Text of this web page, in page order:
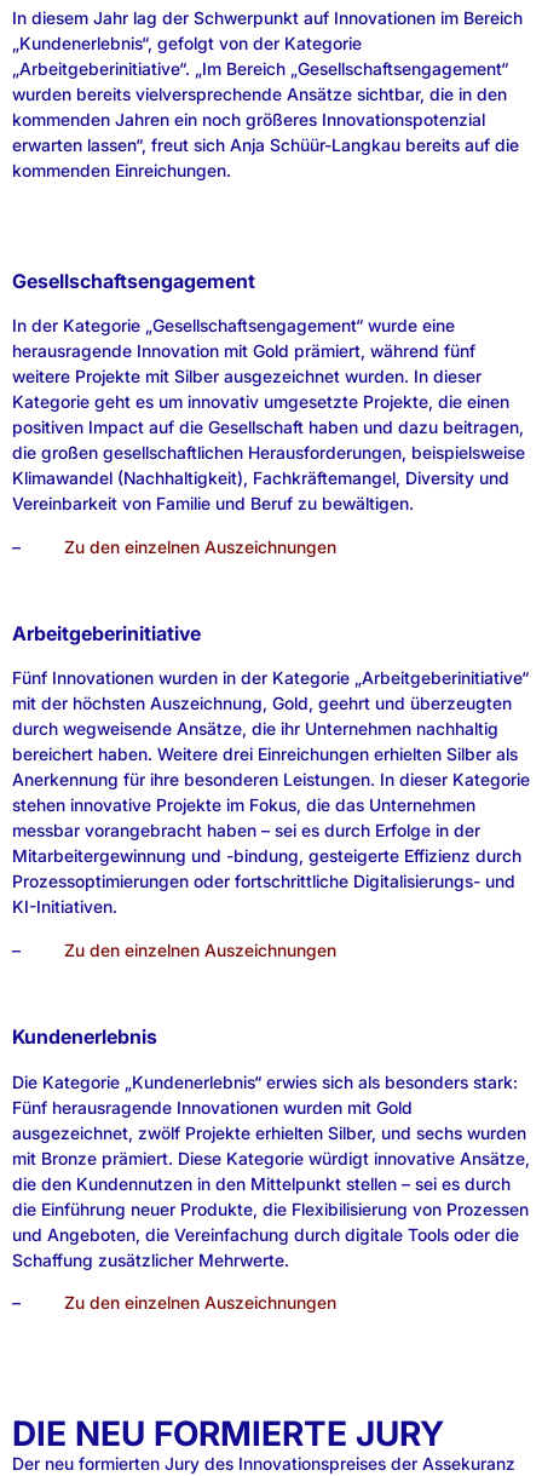
In diesem Jahr lag der Schwerpunkt auf Innovationen im Bereich
„Kundenerlebnis“, gefolgt von der Kategorie
„Arbeitgeberinitiative“. „Im Bereich „Gesellschaftsengagement“
wurden bereits vielversprechende Ansätze sichtbar, die in den
kommenden Jahren ein noch größeres Innovationspotenzial
erwarten lassen“, freut sich Anja Schüür-Langkau bereits auf die
kommenden Einreichungen.
Gesellschaftsengagement
In der Kategorie „Gesellschaftsengagement“ wurde eine
herausragende Innovation mit Gold prämiert, während fünf
weitere Projekte mit Silber ausgezeichnet wurden. In dieser
Kategorie geht es um innovativ umgesetzte Projekte, die einen
positiven Impact auf die Gesellschaft haben und dazu beitragen,
die großen gesellschaftlichen Herausforderungen, beispielsweise
Klimawandel (Nachhaltigkeit), Fachkräftemangel, Diversity und
Vereinbarkeit von Familie und Beruf zu bewältigen.
– Zu den einzelnen Auszeichnungen
Arbeitgeberinitiative
Fünf Innovationen wurden in der Kategorie „Arbeitgeberinitiative“
mit der höchsten Auszeichnung, Gold, geehrt und überzeugten
durch wegweisende Ansätze, die ihr Unternehmen nachhaltig
bereichert haben. Weitere drei Einreichungen erhielten Silber als
Anerkennung für ihre besonderen Leistungen. In dieser Kategorie
stehen innovative Projekte im Fokus, die das Unternehmen
messbar vorangebracht haben – sei es durch Erfolge in der
Mitarbeitergewinnung und -bindung, gesteigerte Effizienz durch
Prozessoptimierungen oder fortschrittliche Digitalisierungs- und
KI-Initiativen.
– Zu den einzelnen Auszeichnungen
Kundenerlebnis
Die Kategorie „Kundenerlebnis“ erwies sich als besonders stark:
Fünf herausragende Innovationen wurden mit Gold
ausgezeichnet, zwölf Projekte erhielten Silber, und sechs wurden
mit Bronze prämiert. Diese Kategorie würdigt innovative Ansätze,
die den Kundennutzen in den Mittelpunkt stellen – sei es durch
die Einführung neuer Produkte, die Flexibilisierung von Prozessen
und Angeboten, die Vereinfachung durch digitale Tools oder die
Schaffung zusätzlicher Mehrwerte.
– Zu den einzelnen Auszeichnungen
DIE NEU FORMIERTE JURY
Der neu formierten Jury des Innovationspreises der Assekuranz